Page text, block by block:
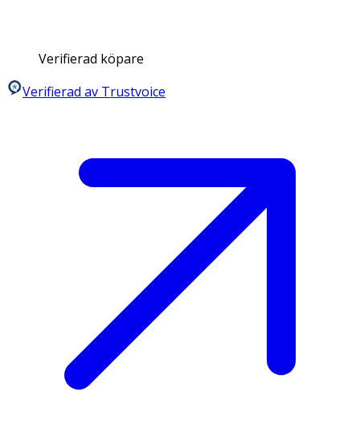
Verifierad köpare
Verifierad av Trustvoice